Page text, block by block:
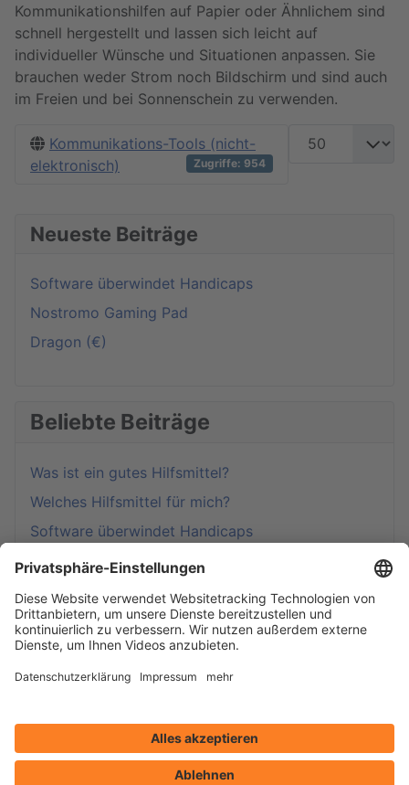
Start
Weblinks
kommhelp
Kommunikationshilfen auf Papier oder Ähnlichem sind
schnell hergestellt und lassen sich leicht auf
individueller Wünsche und Situationen anpassen. Sie
brauchen weder Strom noch Bildschirm und sind auch
im Freien und bei Sonnenschein zu verwenden.
Anzeige #
Kommunikations-Tools (nicht-
elektronisch)
Zugriffe: 954
Neueste Beiträge
Software überwindet Handicaps
Nostromo Gaming Pad
Dragon (€)
Beliebte Beiträge
Was ist ein gutes Hilfsmittel?
Welches Hilfsmittel für mich?
Software überwindet Handicaps